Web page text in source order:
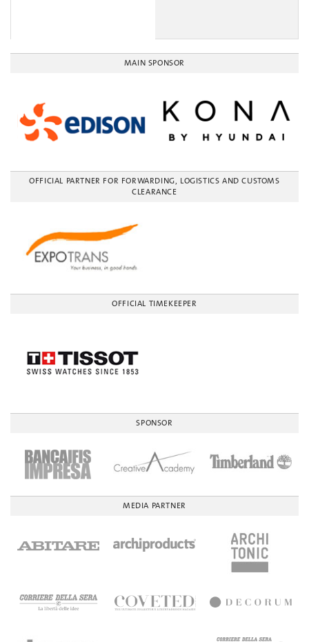
MAIN SPONSOR
OFFICIAL PARTNER FOR FORWARDING, LOGISTICS AND CUSTOMS
CLEARANCE
OFFICIAL TIMEKEEPER
SPONSOR
MEDIA PARTNER